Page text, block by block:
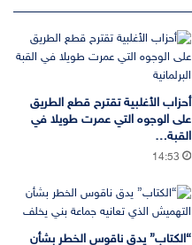
أحزاب الأغلبية تقترح قطع الطريق
على الوجوه التي عمرت طويلا في
القبة…
14:53
“الكتاب” يدق ناقوس الخطر بشأن